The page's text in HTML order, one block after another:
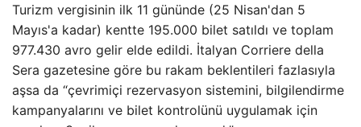
Turizm vergisinin ilk 11 gününde (25 Nisan'dan 5
Mayıs'a kadar) kentte 195.000 bilet satıldı ve toplam
977.430 avro gelir elde edildi. İtalyan Corriere della
Sera gazetesine göre bu rakam beklentileri fazlasıyla
aşsa da “çevrimiçi rezervasyon sistemini, bilgilendirme
kampanyalarını ve bilet kontrolünü uygulamak için